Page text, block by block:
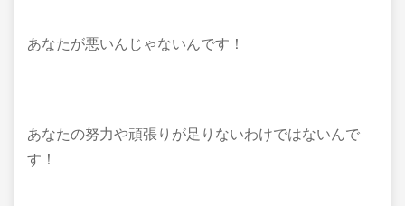
あなたが悪いんじゃないんです！
あなたの努力や頑張りが足りないわけではないんで
す！